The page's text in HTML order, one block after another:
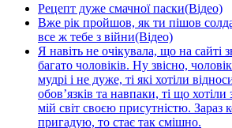
Рецепт дуже смачної паски(Відео)
Вже рік пройшов, як ти пішов
все ж тебе з війни(Відео)
Я навіть не очікувала, що на сайті
багато чоловіків. Ну звісно,
мудрі і не дуже, ті які хотіли
обов’язків та навпаки, ті що
мій світ своєю присутністю. Зараз
пригадую, то стає так смішно.